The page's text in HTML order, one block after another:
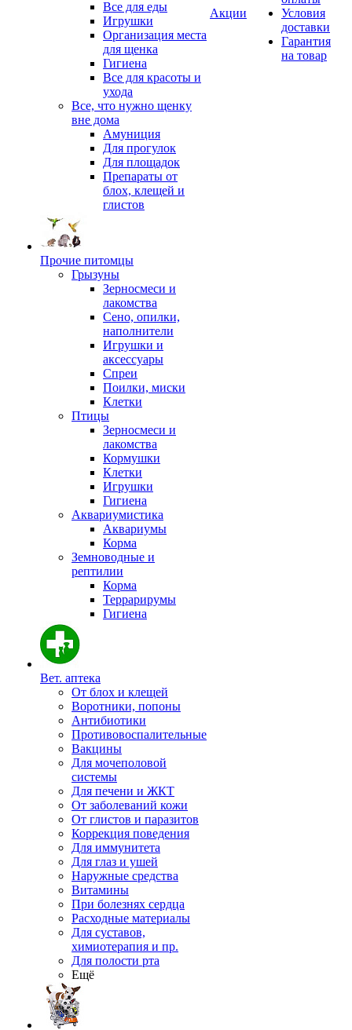
Все для еды
Игрушки
Организация места
для щенка
Гигиена
Все для красоты и
ухода
Все, что нужно щенку
вне дома
Амуниция
Для прогулок
Для площадок
Препараты от
блох, клещей и
глистов
Прочие питомцы
Грызуны
Зерносмеси и
лакомства
Сено, опилки,
наполнители
Игрушки и
аксессуары
Спреи
Поилки, миски
Клетки
Птицы
Зерносмеси и
лакомства
Кормушки
Клетки
Игрушки
Гигиена
Аквариумистика
Аквариумы
Корма
Земноводные и
рептилии
Корма
Террарирумы
Гигиена
Вет. аптека
От блох и клещей
Воротники, попоны
Антибиотики
Противовоспалительные
Вакцины
Для мочеполовой
системы
Для печени и ЖКТ
От заболеваний кожи
От глистов и паразитов
Коррекция поведения
Для иммунитета
Для глаз и ушей
Наружные средства
Витамины
При болезнях сердца
Расходные материалы
Для суставов,
химиотерапия и пр.
Для полости рта
Ещё
Акции
Условия
доставки
Гарантия
на товар